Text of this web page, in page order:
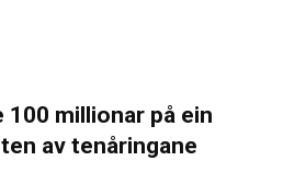
millionar på ein
av tenåringane